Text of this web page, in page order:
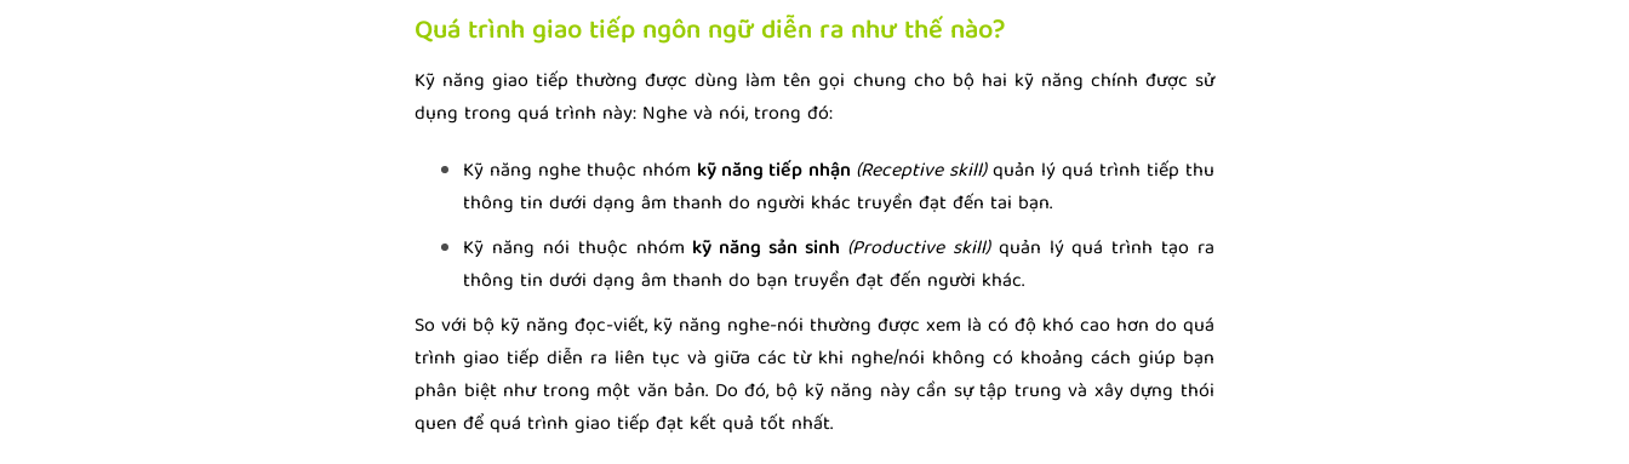
Quá trình giao tiếp ngôn ngữ diễn ra như thế nào?
Kỹ năng giao tiếp thường được dùng làm tên gọi chung cho bộ hai kỹ năng chính được sử
dụng trong quá trình này: Nghe và nói, trong đó:
Kỹ năng nghe thuộc nhóm kỹ năng tiếp nhận (Receptive skill)quản lý quá trình tiếp thu
thông tin dưới dạng âm thanh do người khác truyền đạt đến tai bạn.
Kỹ năng nói thuộc nhóm kỹ năng sản sinh (Productive skill) quản lý quá trình tạo ra
thông tin dưới dạng âm thanh do bạn truyền đạt đến người khác.
So với bộ kỹ năng đọc-viết, kỹ năng nghe-nói thường được xem là có độ khó cao hơn do quá
trình giao tiếp diễn ra liên tục và giữa các từ khi nghe/nói không có khoảng cách giúp bạn
phân biệt như trong một văn bản. Do đó, bộ kỹ năng này cần sự tập trung và xây dựng thói
quen để quá trình giao tiếp đạt kết quả tốt nhất.